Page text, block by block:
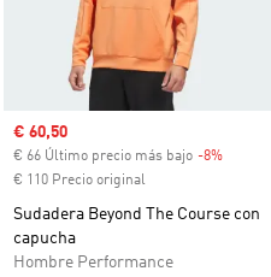
Precio de venta
€ 60,50
€ 66 Último precio más bajo -8%
€ 110 Precio original
Sudadera Beyond The Course con
capucha
Hombre Performance